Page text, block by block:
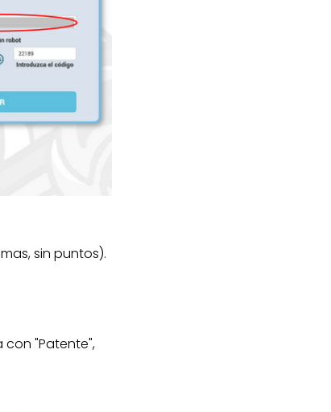
sin puntos).
con "Patente",